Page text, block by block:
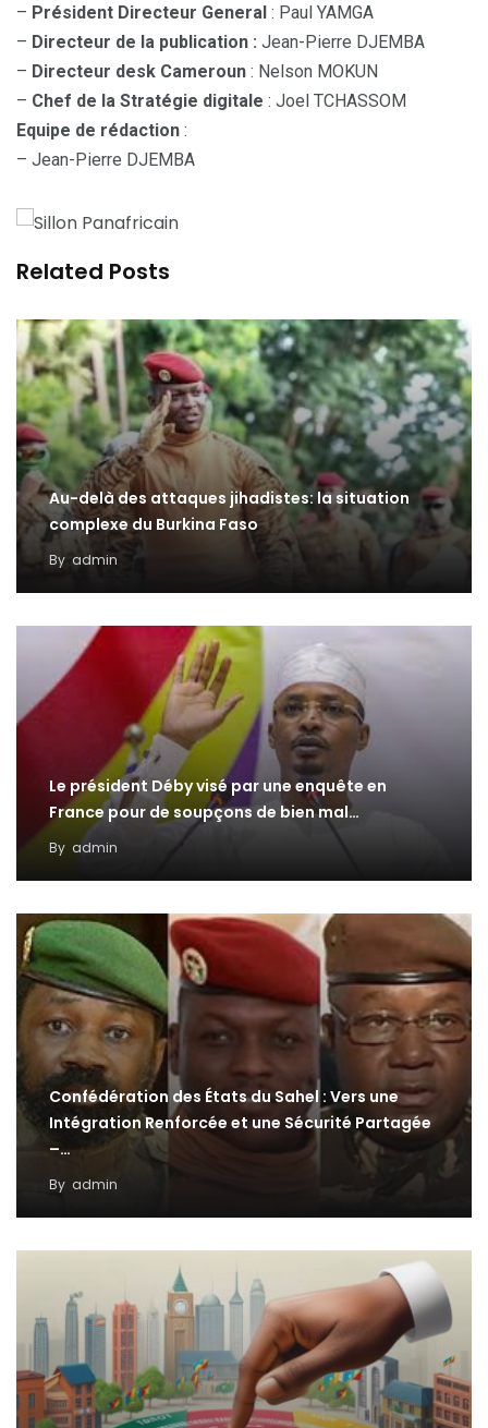
– Président Directeur General : Paul YAMGA
– Directeur de la publication : Jean-Pierre DJEMBA
– Directeur desk Cameroun : Nelson MOKUN
– Chef de la Stratégie digitale : Joel TCHASSOM
Equipe de rédaction :
– Jean-Pierre DJEMBA
Related Posts
Au-delà des attaques jihadistes: la situation
complexe du Burkina Faso
By admin
Le président Déby visé par une enquête en
France pour de soupçons de bien mal…
By admin
Confédération des États du Sahel : Vers une
Intégration Renforcée et une Sécurité Partagée
–…
By admin